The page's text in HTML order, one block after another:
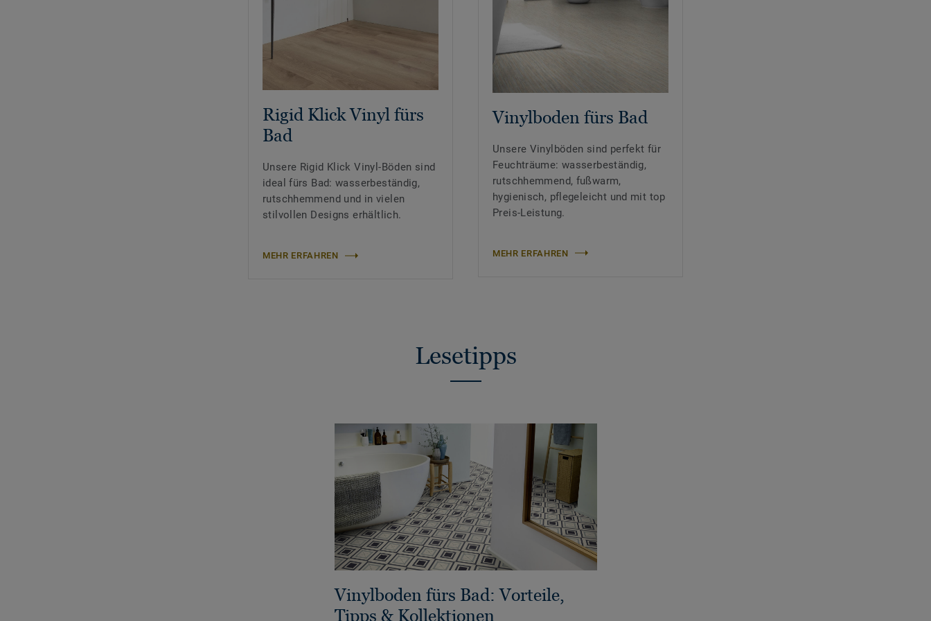
Rigid Klick Vinyl fürs
Bad
Unsere Rigid Klick Vinyl-Böden sind
ideal fürs Bad: wasserbeständig,
rutschhemmend und in vielen
stilvollen Designs erhältlich.
MEHR ERFAHREN
Vinylboden fürs Bad
Unsere Vinylböden sind perfekt für
Feuchträume: wasserbeständig,
rutschhemmend, fußwarm,
hygienisch, pflegeleicht und mit top
Preis-Leistung.
MEHR ERFAHREN
Lesetipps
Vinylboden fürs Bad: Vorteile,
Tipps & Kollektionen